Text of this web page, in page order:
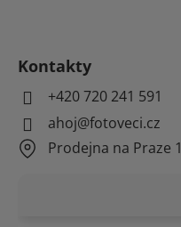
Kontakty
+420 720 241 591
ahoj@fotoveci.cz
Prodejna na Praze 1